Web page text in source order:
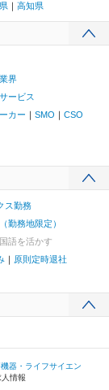
高知県
界
ービス
カー SMO
CSO
ス勤務
勤務地限定）
語を活かす
原則定時退社
器・ライフサイエン
情報